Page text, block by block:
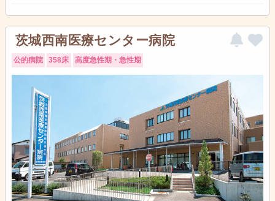
茨城西南医療センター病院
公的病院 358床 高度急性期・急性期